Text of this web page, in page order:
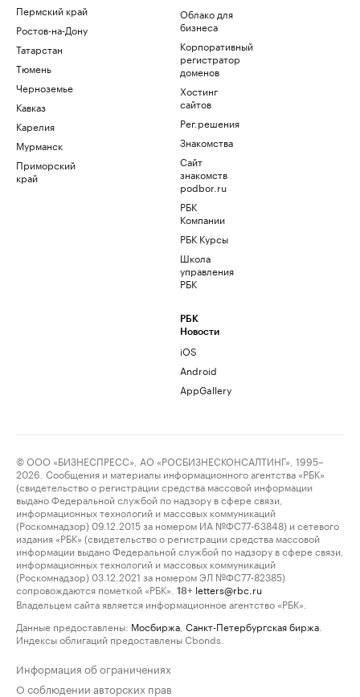
Пермский край
Ростов-на-Дону
Татарстан
Тюмень
Черноземье
Кавказ
Карелия
Мурманск
Приморский
край
Облако для
бизнеса
Корпоративный
регистратор
доменов
Хостинг
сайтов
Рег.решения
Знакомства
Сайт
знакомств
podbor.ru
РБК
Компании
РБК Курсы
Школа
управления
РБК
РБК
Новости
iOS
Android
AppGallery
© ООО «БИЗНЕСПРЕСС», АО «РОСБИЗНЕСКОНСАЛТИНГ», 1995–
2026. Сообщения и материалы информационного агентства «РБК»
(свидетельство о регистрации средства массовой информации
выдано Федеральной службой по надзору в сфере связи,
информационных технологий и массовых коммуникаций
(Роскомнадзор) 09.12.2015 за номером ИА №ФС77-63848) и сетевого
издания «РБК» (свидетельство о регистрации средства массовой
информации выдано Федеральной службой по надзору в сфере связи,
информационных технологий и массовых коммуникаций
(Роскомнадзор) 03.12.2021 за номером ЭЛ №ФС77-82385)
сопровождаются пометкой «РБК».
18+ letters@rbc.ru
Владельцем сайта является информационное агентство «РБК».
Данные предоставлены: Мосбиржа Санкт-Петербургская биржа
Индексы облигаций предоставлены Cbonds.
Информация об ограничениях
О соблюдении авторских прав